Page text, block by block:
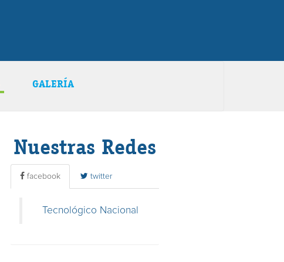
GALERÍA
Nuestras Redes
facebook twitter
Tecnológico Nacional